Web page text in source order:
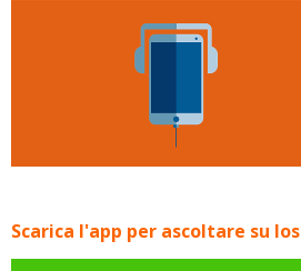
Scarica l'app per ascoltare su Ios